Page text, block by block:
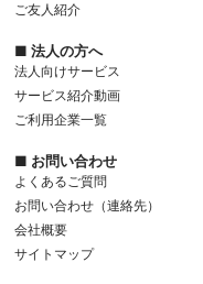
ご友人紹介
■ 法人の方へ
法人向けサービス
サービス紹介動画
ご利用企業一覧
■ お問い合わせ
よくあるご質問
お問い合わせ（連絡先）
会社概要
サイトマップ